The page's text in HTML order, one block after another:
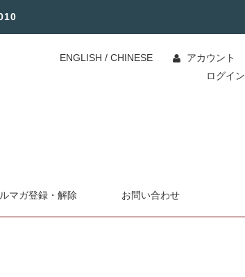
ENGLISH / CHINESE アカウント
ログイン
マガ登録・解除 お問い合わせ